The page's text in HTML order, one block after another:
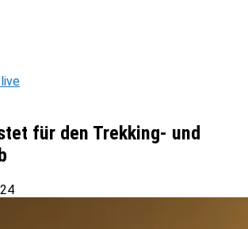
für den Trekking- und